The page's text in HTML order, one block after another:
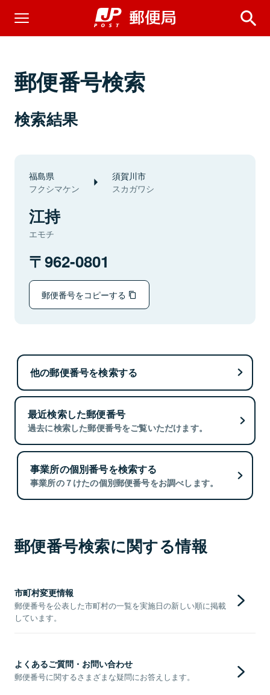
郵便番号検索
検索結果
福島県
フクシマケン
須賀川市
スカガワシ
江持
エモチ
962-0801
郵便番号をコピーする
他の郵便番号を検索する
最近検索した郵便番号
過去に検索した郵便番号をご覧いただけます。
事業所の個別番号を検索する
事業所の７けたの個別郵便番号をお調べします。
郵便番号検索に関する情報
市町村変更情報
郵便番号を公表した市町村の一覧を実施日の新しい順に掲載
しています。
よくあるご質問・お問い合わせ
郵便番号に関するさまざまな疑問にお答えします。